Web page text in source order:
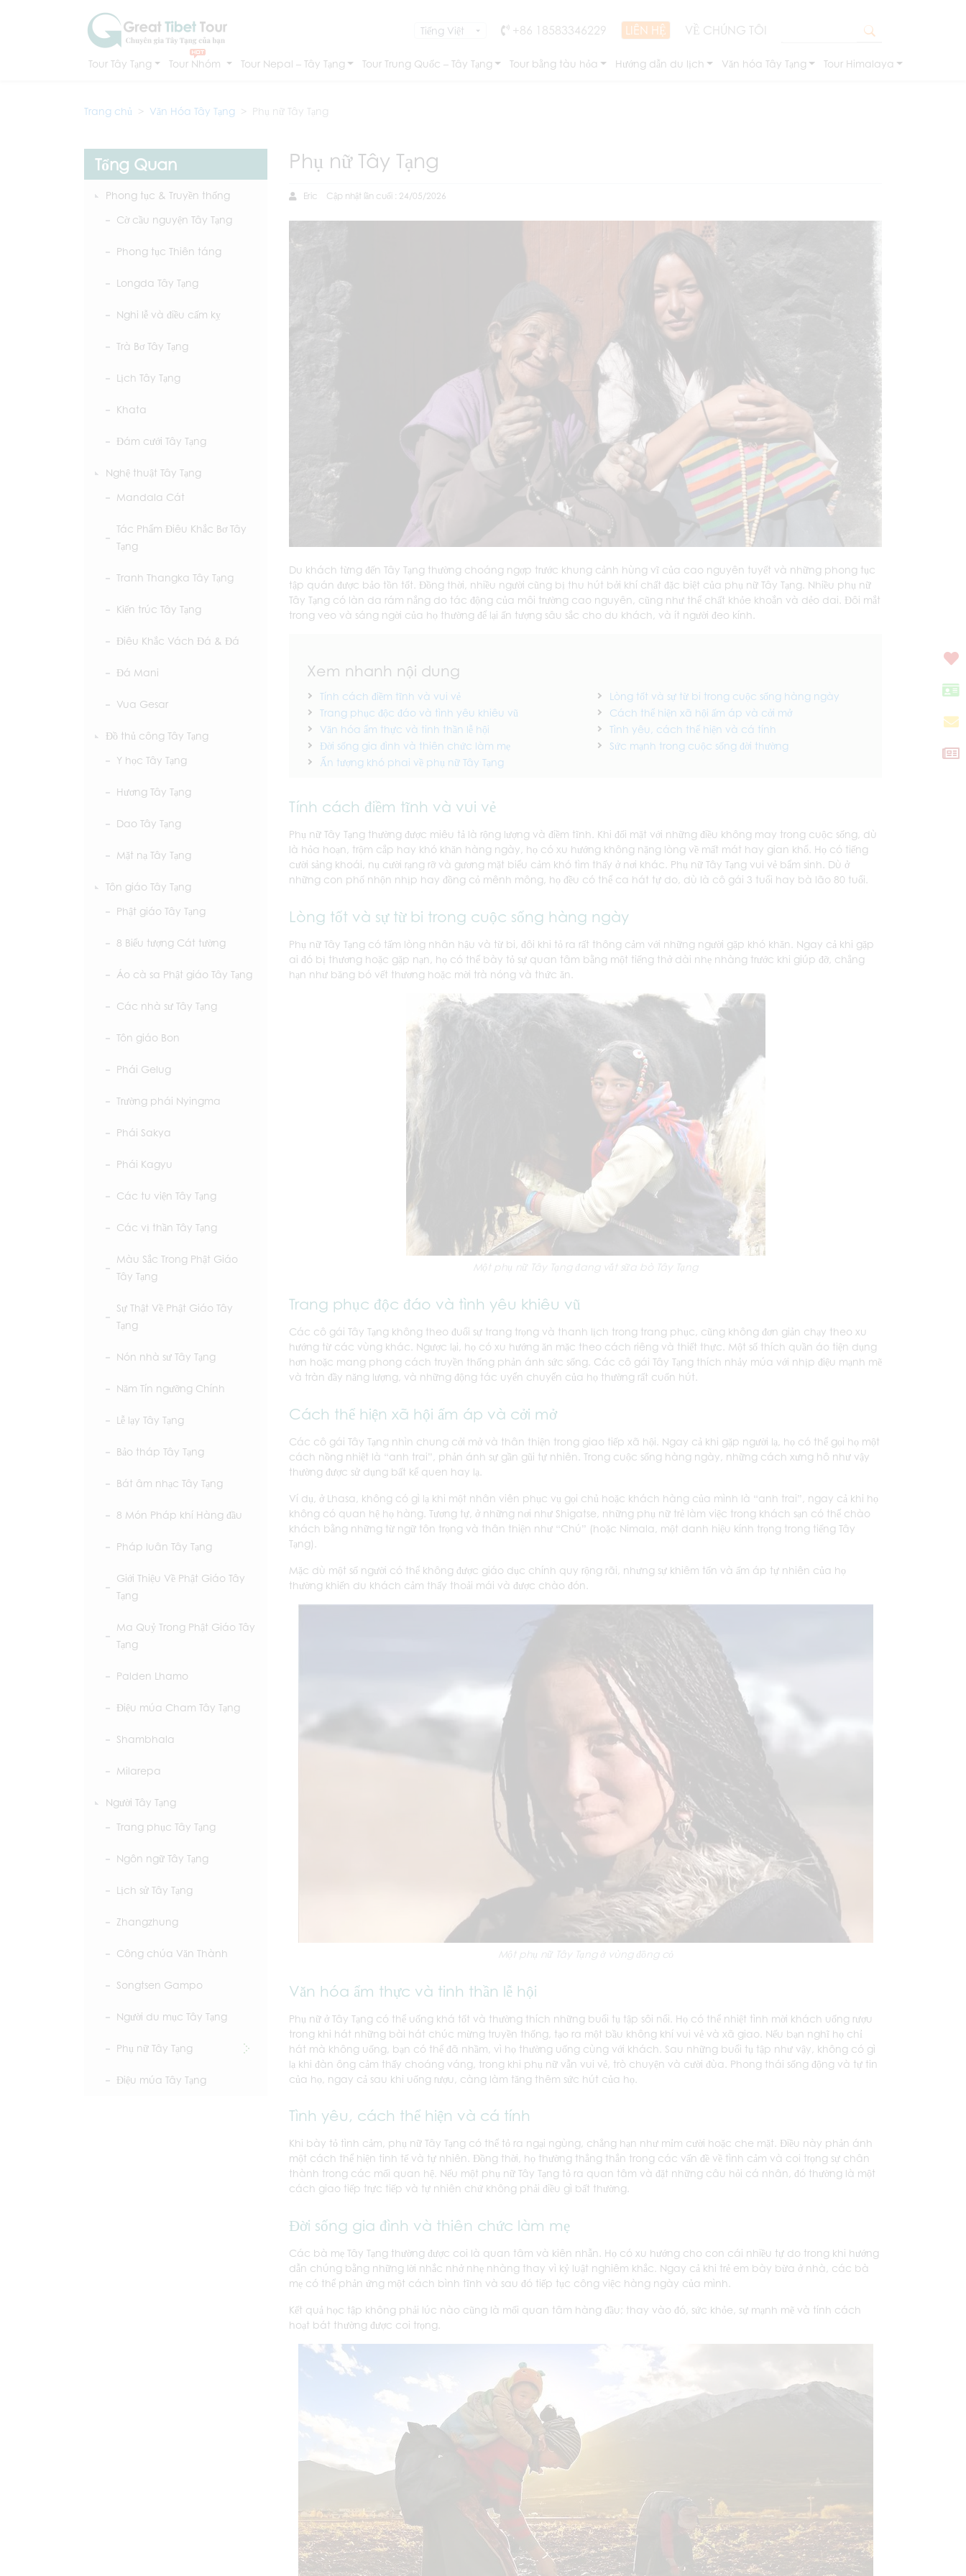
+86 18583346229 LIÊN HỆ VỀ CHÚNG TÔI
Tour Tây Tạng Tour Nhóm Tour Nepal – Tây Tạng Tour Trung Quốc – Tây Tạng Tour bằng tàu hỏa Hướng dẫn du lịch Văn hóa Tây Tạng Tour Himalaya
Trang chủ Văn Hóa Tây Tạng Phụ nữ Tây Tạng
Tổng Quan
Phong tục & Truyền thống
Cờ cầu nguyện Tây Tạng
Phong tục Thiên táng
Longda Tây Tạng
Nghi lễ và điều cấm kỵ
Trà Bơ Tây Tạng
Lịch Tây Tạng
Khata
Đám cưới Tây Tạng
Nghệ thuật Tây Tạng
Mandala Cát
Tác Phẩm Điêu Khắc Bơ Tây
Tạng
Tranh Thangka Tây Tạng
Kiến trúc Tây Tạng
Điêu Khắc Vách Đá & Đá
Đá Mani
Vua Gesar
Đồ thủ công Tây Tạng
Y học Tây Tạng
Hương Tây Tạng
Dao Tây Tạng
Mặt nạ Tây Tạng
Tôn giáo Tây Tạng
Phật giáo Tây Tạng
8 Biểu tượng Cát tường
Áo cà sa Phật giáo Tây Tạng
Các nhà sư Tây Tạng
Tôn giáo Bon
Phái Gelug
Trường phái Nyingma
Phái Sakya
Phái Kagyu
Các tu viện Tây Tạng
Các vị thần Tây Tạng
Màu Sắc Trong Phật Giáo
Tây Tạng
Sự Thật Về Phật Giáo Tây
Tạng
Nón nhà sư Tây Tạng
Năm Tín ngưỡng Chính
Lễ lạy Tây Tạng
Bảo tháp Tây Tạng
Bát âm nhạc Tây Tạng
8 Món Pháp khí Hàng đầu
Pháp luân Tây Tạng
Giới Thiệu Về Phật Giáo Tây
Tạng
Ma Quỷ Trong Phật Giáo Tây
Tạng
Palden Lhamo
Điệu múa Cham Tây Tạng
Shambhala
Milarepa
Người Tây Tạng
Trang phục Tây Tạng
Ngôn ngữ Tây Tạng
Lịch sử Tây Tạng
Zhangzhung
Công chúa Văn Thành
Songtsen Gampo
Người du mục Tây Tạng
Phụ nữ Tây Tạng
Điệu múa Tây Tạng
Phụ nữ Tây Tạng
Eric Cập nhật lần cuối : 24/05/2026
Du khách từng đến Tây Tạng thường choáng ngợp trước khung cảnh hùng vĩ của cao nguyên tuyết và những phong tục
tập quán được bảo tồn tốt. Đồng thời, nhiều người cũng bị thu hút bởi khí chất đặc biệt của phụ nữ Tây Tạng. Nhiều phụ nữ
Tây Tạng có làn da rám nắng do tác động của môi trường cao nguyên, cũng như thể chất khỏe khoắn và dẻo dai. Đôi mắt
trong veo và sáng ngời của họ thường để lại ấn tượng sâu sắc cho du khách, và ít người đeo kính.
Xem nhanh nội dung
Tính cách điềm tĩnh và vui vẻ
Lòng tốt và sự từ bi trong cuộc sống hàng ngày
Trang phục độc đáo và tình yêu khiêu vũ
Cách thể hiện xã hội ấm áp và cởi mở
Văn hóa ẩm thực và tinh thần lễ hội
Tình yêu, cách thể hiện và cá tính
Đời sống gia đình và thiên chức làm mẹ
Sức mạnh trong cuộc sống đời thường
Ấn tượng khó phai về phụ nữ Tây Tạng
Tính cách điềm tĩnh và vui vẻ
Phụ nữ Tây Tạng thường được miêu tả là rộng lượng và điềm tĩnh. Khi đối mặt với những điều không may trong cuộc sống, dù
là hỏa hoạn, trộm cắp hay khó khăn hàng ngày, họ có xu hướng không nặng lòng về mất mát hay gian khổ. Họ có tiếng
cười sảng khoái, nụ cười rạng rỡ và gương mặt biểu cảm khó tìm thấy ở nơi khác. Phụ nữ Tây Tạng vui vẻ bẩm sinh. Dù ở
những con phố nhộn nhịp hay đồng cỏ mênh mông, họ đều có thể ca hát tự do, dù là cô gái 3 tuổi hay bà lão 80 tuổi.
Lòng tốt và sự từ bi trong cuộc sống hàng ngày
Phụ nữ Tây Tạng có tấm lòng nhân hậu và từ bi, đôi khi tỏ ra rất thông cảm với những người gặp khó khăn. Ngay cả khi gặp
ai đó bị thương hoặc gặp nạn, họ có thể bày tỏ sự quan tâm bằng một tiếng thở dài nhẹ nhàng trước khi giúp đỡ, chẳng
hạn như băng bó vết thương hoặc mời trà nóng và thức ăn.
Một phụ nữ Tây Tạng đang vắt sữa bò Tây Tạng
Trang phục độc đáo và tình yêu khiêu vũ
Các cô gái Tây Tạng không theo đuổi sự trang trọng và thanh lịch trong trang phục, cũng không đơn giản chạy theo xu
hướng từ các vùng khác. Ngược lại, họ có xu hướng ăn mặc theo cách riêng và thiết thực. Một số thích quần áo tiện dụng
hơn hoặc mang phong cách truyền thống phản ánh sức sống. Các cô gái Tây Tạng thích nhảy múa với nhịp điệu mạnh mẽ
và tràn đầy năng lượng, và những động tác uyển chuyển của họ thường rất cuốn hút.
Cách thể hiện xã hội ấm áp và cởi mở
Các cô gái Tây Tạng nhìn chung cởi mở và thân thiện trong giao tiếp xã hội. Ngay cả khi gặp người lạ, họ có thể gọi họ một
cách nồng nhiệt là “anh trai”, phản ánh sự gần gũi tự nhiên. Trong cuộc sống hàng ngày, những cách xưng hô như vậy
thường được sử dụng bất kể quen hay lạ.
Ví dụ, ở Lhasa, không có gì lạ khi một nhân viên phục vụ gọi chủ hoặc khách hàng của mình là “anh trai”, ngay cả khi họ
không có quan hệ họ hàng. Tương tự, ở những nơi như Shigatse, những phụ nữ trẻ làm việc trong khách sạn có thể chào
khách bằng những từ ngữ tôn trọng và thân thiện như “Chú” (hoặc Nimala, một danh hiệu kính trọng trong tiếng Tây
Tạng).
Mặc dù một số người có thể không được giáo dục chính quy rộng rãi, nhưng sự khiêm tốn và ấm áp tự nhiên của họ
thường khiến du khách cảm thấy thoải mái và được chào đón.
Một phụ nữ Tây Tạng ở vùng đồng cỏ
Văn hóa ẩm thực và tinh thần lễ hội
Phụ nữ ở Tây Tạng có thể uống khá tốt và thường thích những buổi tụ tập sôi nổi. Họ có thể nhiệt tình mời khách uống rượu
trong khi hát những bài hát chúc mừng truyền thống, tạo ra một bầu không khí vui vẻ và xã giao. Nếu bạn nghĩ họ chỉ
hát mà không uống, bạn có thể đã nhầm, vì họ thường uống cùng với khách. Sau những buổi tụ tập như vậy, không có gì
lạ khi đàn ông cảm thấy choáng váng, trong khi phụ nữ vẫn vui vẻ, trò chuyện và cười đùa. Phong thái sống động và tự tin
của họ, ngay cả sau khi uống rượu, càng làm tăng thêm sức hút của họ.
Tình yêu, cách thể hiện và cá tính
Khi bày tỏ tình cảm, phụ nữ Tây Tạng có thể tỏ ra ngại ngùng, chẳng hạn như mỉm cười hoặc che mặt. Điều này phản ánh
một cách thể hiện tinh tế và tự nhiên. Đồng thời, họ thường thẳng thắn trong các vấn đề về tình cảm và coi trọng sự chân
thành trong các mối quan hệ. Nếu một phụ nữ Tây Tạng tỏ ra quan tâm và đặt những câu hỏi cá nhân, đó thường là một
cách giao tiếp trực tiếp và tự nhiên chứ không phải điều gì bất thường.
Đời sống gia đình và thiên chức làm mẹ
Các bà mẹ Tây Tạng thường được coi là quan tâm và kiên nhẫn. Họ có xu hướng cho con cái nhiều tự do trong khi hướng
dẫn chúng bằng những lời nhắc nhở nhẹ nhàng thay vì kỷ luật nghiêm khắc. Ngay cả khi trẻ em bày bừa ở nhà, các bà
mẹ có thể phản ứng một cách bình tĩnh và sau đó tiếp tục công việc hàng ngày của mình.
Kết quả học tập không phải lúc nào cũng là mối quan tâm hàng đầu; thay vào đó, sức khỏe, sự mạnh mẽ và tính cách
hoạt bát thường được coi trọng.